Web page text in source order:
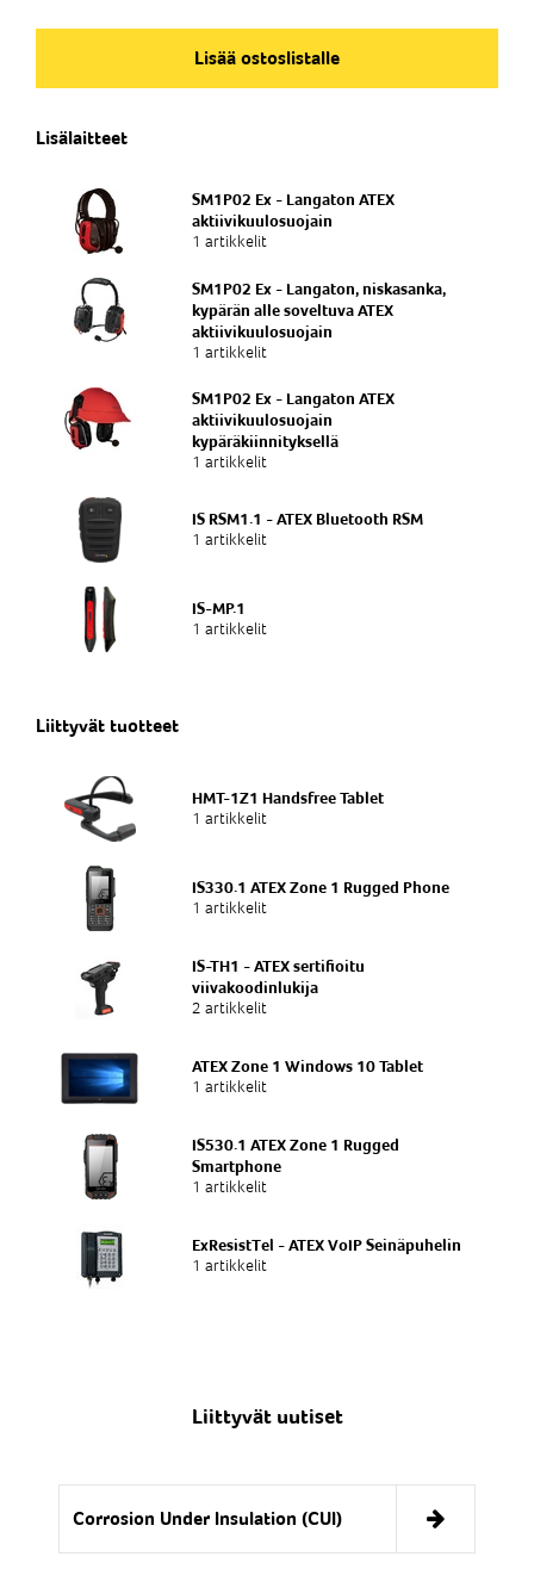
Nim. Nro
Lisää ostoslistalle
Lisälaitteet
SM1P02 Ex - Langaton ATEX
aktiivikuulosuojain
1 artikkelit
SM1P02 Ex - Langaton, niskasanka,
kypärän alle soveltuva ATEX
aktiivikuulosuojain
1 artikkelit
SM1P02 Ex - Langaton ATEX
aktiivikuulosuojain
kypäräkiinnityksellä
1 artikkelit
IS RSM1.1 - ATEX Bluetooth RSM
1 artikkelit
IS-MP.1
1 artikkelit
Liittyvät tuotteet
HMT-1Z1 Handsfree Tablet
1 artikkelit
IS330.1 ATEX Zone 1 Rugged Phone
1 artikkelit
IS-TH1 - ATEX sertifioitu
viivakoodinlukija
2 artikkelit
ATEX Zone 1 Windows 10 Tablet
1 artikkelit
IS530.1 ATEX Zone 1 Rugged
Smartphone
1 artikkelit
ExResistTel - ATEX VoIP Seinäpuhelin
1 artikkelit
Liittyvät uutiset
Corrosion Under Insulation (CUI)